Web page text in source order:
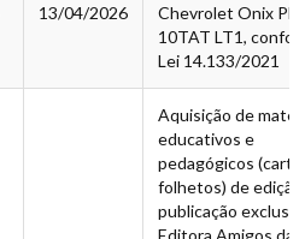
13/04/2026
Chevrolet Onix
10TAT LT1,
Lei 14.133/2021
Aquisição de
educativos e
pedagógicos
folhetos) de
publicação
Editora Amigos da